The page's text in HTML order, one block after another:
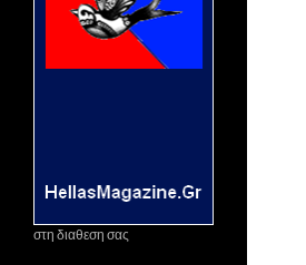
στη διαθεση σας